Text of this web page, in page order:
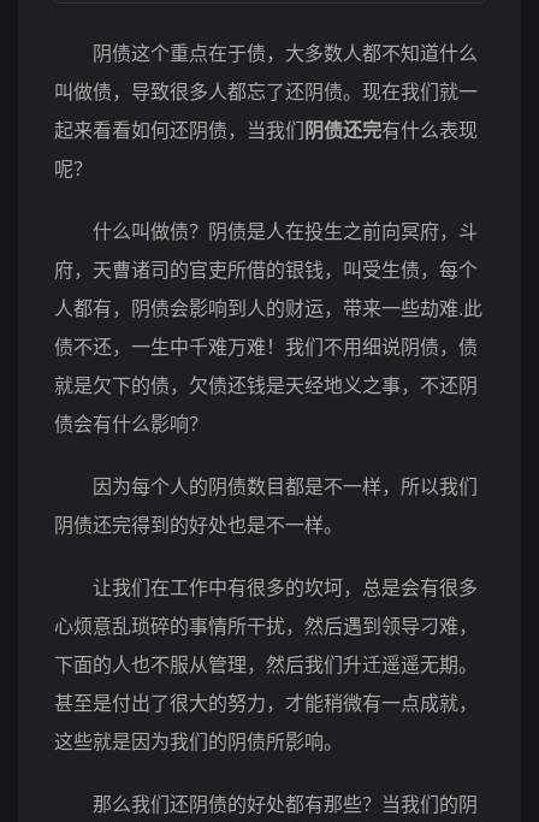
阴债这个重点在于债，大多数人都不知道什么
叫做债，导致很多人都忘了还阴债。现在我们就一
起来看看如何还阴债，当我们阴债还完有什么表现
呢？
什么叫做债？阴债是人在投生之前向冥府，斗
府，天曹诸司的官吏所借的银钱，叫受生债，每个
人都有，阴债会影响到人的财运，带来一些劫难.此
债不还，一生中千难万难！我们不用细说阴债，债
就是欠下的债，欠债还钱是天经地义之事，不还阴
债会有什么影响？
因为每个人的阴债数目都是不一样，所以我们
阴债还完得到的好处也是不一样。
让我们在工作中有很多的坎坷，总是会有很多
心烦意乱琐碎的事情所干扰，然后遇到领导刁难，
下面的人也不服从管理，然后我们升迁遥遥无期。
甚至是付出了很大的努力，才能稍微有一点成就，
这些就是因为我们的阴债所影响。
那么我们还阴债的好处都有那些？当我们的阴